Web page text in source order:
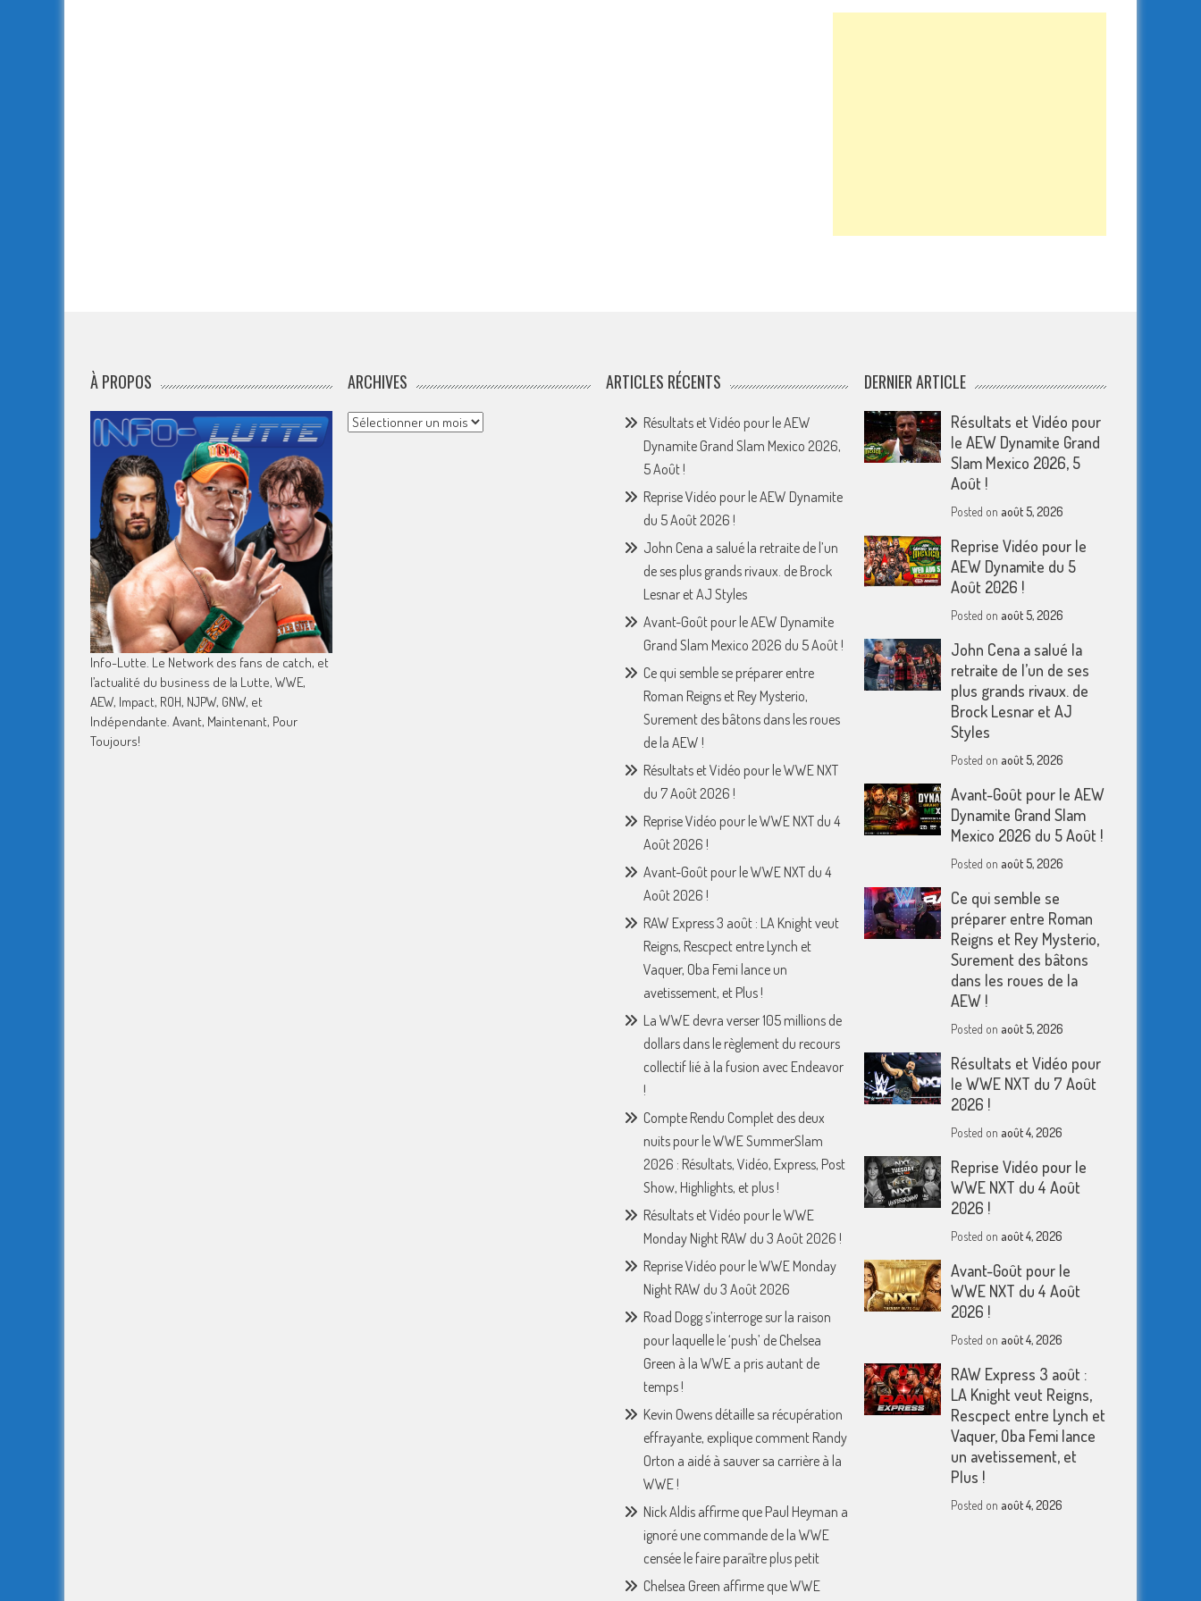
À PROPOS
Info-Lutte. Le Network des fans de catch, et
l’actualité du business de la Lutte, WWE,
AEW, Impact, ROH, NJPW, GNW, et
Indépendante. Avant, Maintenant, Pour
Toujours!
ARCHIVES
Archives
ARTICLES RÉCENTS
Résultats et Vidéo pour le AEW
Dynamite Grand Slam Mexico 2026,
5 Août !
Reprise Vidéo pour le AEW Dynamite
du 5 Août 2026 !
John Cena a salué la retraite de l’un
de ses plus grands rivaux. de Brock
Lesnar et AJ Styles
Avant-Goût pour le AEW Dynamite
Grand Slam Mexico 2026 du 5 Août !
Ce qui semble se préparer entre
Roman Reigns et Rey Mysterio,
Surement des bâtons dans les roues
de la AEW !
Résultats et Vidéo pour le WWE NXT
du 7 Août 2026 !
Reprise Vidéo pour le WWE NXT du 4
Août 2026 !
Avant-Goût pour le WWE NXT du 4
Août 2026 !
RAW Express 3 août : LA Knight veut
Reigns, Rescpect entre Lynch et
Vaquer, Oba Femi lance un
avetissement, et Plus !
La WWE devra verser 105 millions de
dollars dans le règlement du recours
collectif lié à la fusion avec Endeavor
!
Compte Rendu Complet des deux
nuits pour le WWE SummerSlam
2026 : Résultats, Vidéo, Express, Post
Show, Highlights, et plus !
Résultats et Vidéo pour le WWE
Monday Night RAW du 3 Août 2026 !
Reprise Vidéo pour le WWE Monday
Night RAW du 3 Août 2026
Road Dogg s’interroge sur la raison
pour laquelle le ‘push’ de Chelsea
Green à la WWE a pris autant de
temps !
Kevin Owens détaille sa récupération
effrayante, explique comment Randy
Orton a aidé à sauver sa carrière à la
WWE !
Nick Aldis affirme que Paul Heyman a
ignoré une commande de la WWE
censée le faire paraître plus petit
Chelsea Green affirme que WWE
DERNIER ARTICLE
Résultats et Vidéo pour
le AEW Dynamite Grand
Slam Mexico 2026, 5
Août !
Posted on août 5, 2026
Reprise Vidéo pour le
AEW Dynamite du 5
Août 2026 !
Posted on août 5, 2026
John Cena a salué la
retraite de l’un de ses
plus grands rivaux. de
Brock Lesnar et AJ
Styles
Posted on août 5, 2026
Avant-Goût pour le AEW
Dynamite Grand Slam
Mexico 2026 du 5 Août !
Posted on août 5, 2026
Ce qui semble se
préparer entre Roman
Reigns et Rey Mysterio,
Surement des bâtons
dans les roues de la
AEW !
Posted on août 5, 2026
Résultats et Vidéo pour
le WWE NXT du 7 Août
2026 !
Posted on août 4, 2026
Reprise Vidéo pour le
WWE NXT du 4 Août
2026 !
Posted on août 4, 2026
Avant-Goût pour le
WWE NXT du 4 Août
2026 !
Posted on août 4, 2026
RAW Express 3 août :
LA Knight veut Reigns,
Rescpect entre Lynch et
Vaquer, Oba Femi lance
un avetissement, et
Plus !
Posted on août 4, 2026